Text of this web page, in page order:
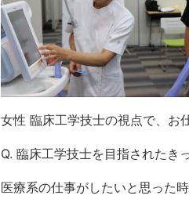
女性 臨床工学技士の視点で、お
Q. 臨床工学技士を目指されたき
医療系の仕事がしたいと思った